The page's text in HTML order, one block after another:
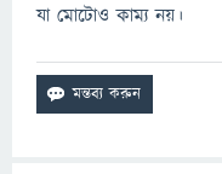
যা মোটোও কাম্য নয়।